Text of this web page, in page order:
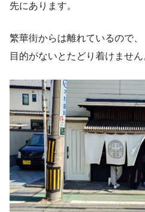
先にあります。
繁華街からは離れているので
目的がないとたどり着けません